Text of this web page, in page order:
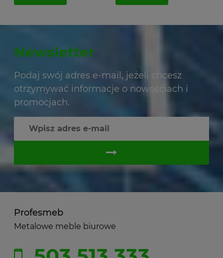
Newsletter
Podaj swój adres e-mail, jeżeli chcesz
otrzymywać informacje o nowościach i
promocjach.
Profesmeb
Metalowe meble biurowe